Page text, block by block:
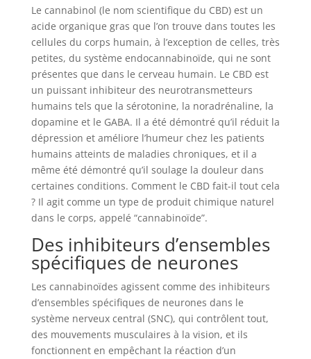
Le cannabinol (le nom scientifique du CBD) est un
acide organique gras que l’on trouve dans toutes les
cellules du corps humain, à l’exception de celles, très
petites, du système endocannabinoïde, qui ne sont
présentes que dans le cerveau humain. Le CBD est
un puissant inhibiteur des neurotransmetteurs
humains tels que la sérotonine, la noradrénaline, la
dopamine et le GABA. Il a été démontré qu’il réduit la
dépression et améliore l’humeur chez les patients
humains atteints de maladies chroniques, et il a
même été démontré qu’il soulage la douleur dans
certaines conditions. Comment le CBD fait-il tout cela
? Il agit comme un type de produit chimique naturel
dans le corps, appelé “cannabinoïde”.
Des inhibiteurs d’ensembles
spécifiques de neurones
Les cannabinoïdes agissent comme des inhibiteurs
d’ensembles spécifiques de neurones dans le
système nerveux central (SNC), qui contrôlent tout,
des mouvements musculaires à la vision, et ils
fonctionnent en empêchant la réaction d’un